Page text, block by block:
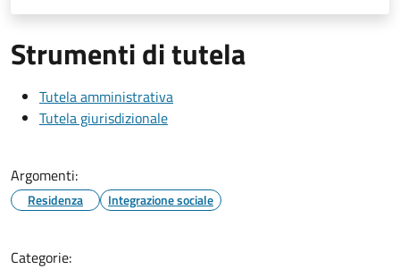
Strumenti di tutela
Tutela amministrativa
Tutela giurisdizionale
Argomenti:
Residenza Integrazione sociale
Categorie: